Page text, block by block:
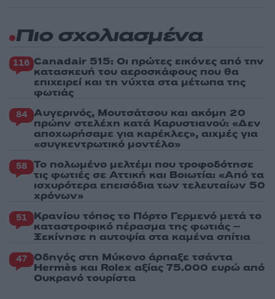
Πιο σχολιασμένα
116 Canadair 515: Οι πρώτες εικόνες από την
κατασκευή του αεροσκάφους που θα
επιχειρεί και τη νύχτα στα μέτωπα της
φωτιάς
84 Αυγερινός, Μουτσάτσου και ακόμη 20
πρώην στελέχη κατά Καρυστιανού: «Δεν
αποχωρήσαμε για καρέκλες», αιχμές για
«συγκεντρωτικό μοντέλο»
58 Το πολωμένο μελτέμι που τροφοδότησε
τις φωτιές σε Αττική και Βοιωτία: «Από τα
ισχυρότερα επεισόδια των τελευταίων 50
χρόνων»
51 Κρανίου τόπος το Πόρτο Γερμενό μετά το
καταστροφικό πέρασμα της φωτιάς –
Ξεκίνησε η αυτοψία στα καμένα σπίτια
47 Οδηγός στη Μύκονο άρπαξε τσάντα
Hermès και Rolex αξίας 75.000 ευρώ από
Ουκρανό τουρίστα